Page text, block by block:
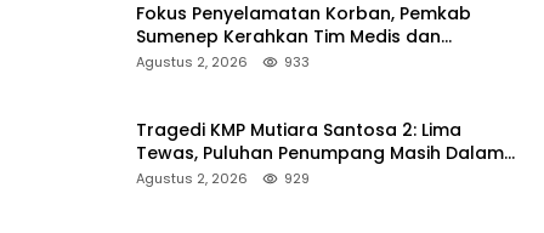
Fokus Penyelamatan Korban, Pemkab
Sumenep Kerahkan Tim Medis dan
Ambulans ke Pelabuhan Kalianget
Agustus 2, 2026 933
Tragedi KMP Mutiara Santosa 2: Lima
Tewas, Puluhan Penumpang Masih Dalam
Pencarian
Agustus 2, 2026 929